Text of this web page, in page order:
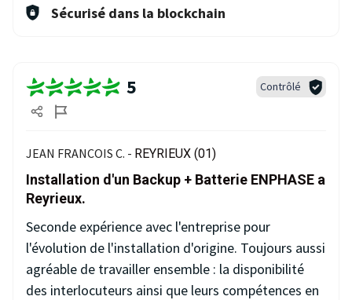
Sécurisé dans la blockchain
5 Contrôlé
JEAN FRANCOIS C. - REYRIEUX (01)
Installation d'un Backup + Batterie ENPHASE a
Reyrieux.
Seconde expérience avec l'entreprise pour
l'évolution de l'installation d'origine. Toujours aussi
agréable de travailler ensemble : la disponibilité
des interlocuteurs ainsi que leurs compétences en